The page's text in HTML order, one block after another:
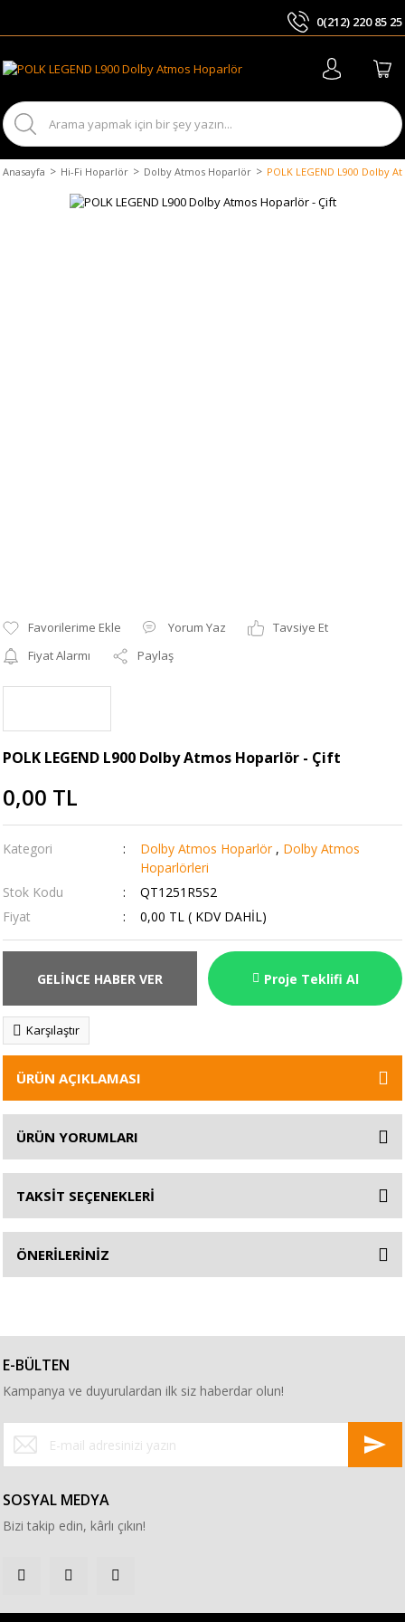
0(212) 220 85 25
Anasayfa Hi-Fi Hoparlör Dolby Atmos Hoparlör POLK LEGEND L900 Dolby
Yorum Yaz
Tavsiye Et
Fiyat Alarmı
Paylaş
POLK LEGEND L900 Dolby Atmos Hoparlör - Çift
0,00 TL
Kategori Dolby Atmos Hoparlör , Dolby Atmos
Hoparlörleri
Stok Kodu
QT1251R5S2
Fiyat
0,00 TL ( KDV DAHİL)
GELİNCE HABER VER Proje Teklifi Al
Karşılaştır
ÜRÜN AÇIKLAMASI
ÜRÜN YORUMLARI
TAKSİT SEÇENEKLERİ
ÖNERİLERİNİZ
E-BÜLTEN
Kampanya ve duyurulardan ilk siz haberdar olun!
SOSYAL MEDYA
Bizi takip edin, kârlı çıkın!